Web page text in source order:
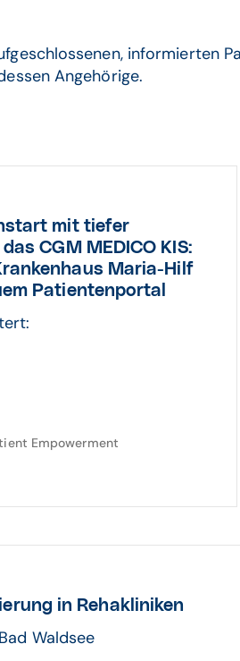
informierten
Angehörige.
mit tiefer
CGM MEDICO KIS:
Maria-Hilf
Patienten­portal
Empowerment
in Reha­kliniken
Waldsee